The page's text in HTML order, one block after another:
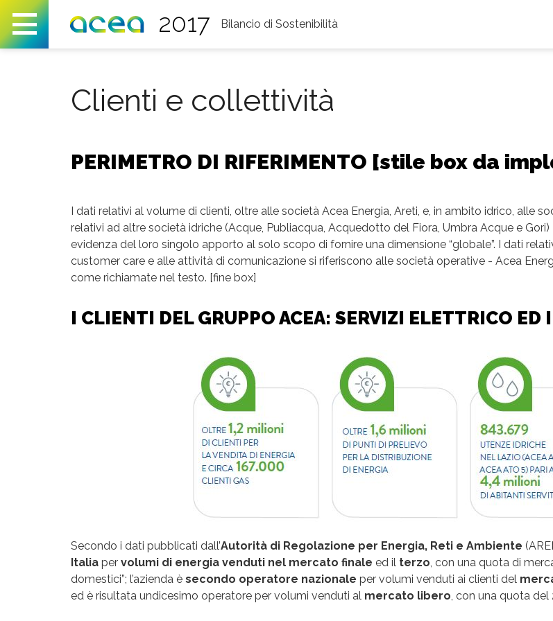
2017 Bilancio di Sostenibilità
You are here
Relazioni con gli stakeholder Clienti e collettività
Clienti e collettività
PERIMETRO DI RIFERIMENTO [stile box da
I dati relativi al volume di clienti, oltre alle società Acea Energia, Areti, e, in ambito idrico, alle
relativi ad altre società idriche (Acque, Publiacqua, Acquedotto del Fiora, Umbra Acque e
evidenza del loro singolo apporto al solo scopo di fornire una dimensione “globale”. I dati
customer care e alle attività di comunicazione si riferiscono alle società operative - Acea
come richiamate nel testo. [fine box]
I CLIENTI DEL GRUPPO ACEA: SERVIZI ELETTRICO ED
Secondo i dati pubblicati dall’Autorità di Regolazione per Energia, Reti e Ambiente
Italia per volumi di energia venduti nel mercato finale ed il terzo, con una quota di
domestici”; l’azienda è secondo operatore nazionale per volumi venduti ai clienti del
ed è risultata undicesimo operatore per volumi venduti al mercato libero, con una quota del